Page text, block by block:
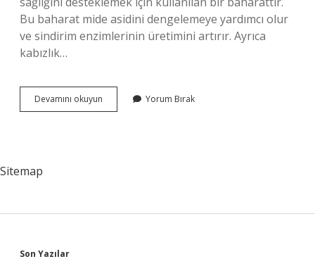
Bu baharat mide asidini dengelemeye yardımcı olur
ve sindirim enzimlerinin üretimini artırır. Ayrıca
kabızlık…
Devamını okuyun
Yan
Yorum Bırak
Sitemap
Son Yazılar